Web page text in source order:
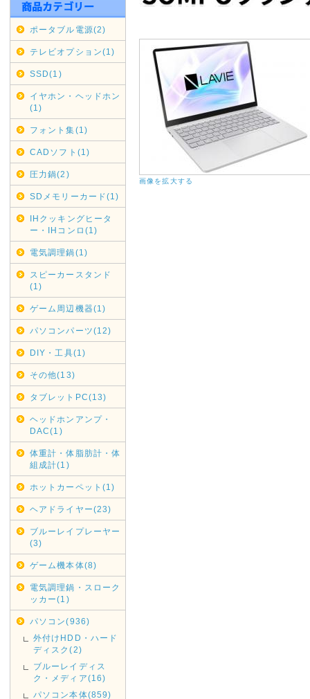
ポータブル電源(2)
テレビオプション(1)
SSD(1)
イヤホン・ヘッドホン
(1)
フォント集(1)
CADソフト(1)
圧力鍋(2)
SDメモリーカード(1)
IHクッキングヒータ
ー・IHコンロ(1)
電気調理鍋(1)
スピーカースタンド
(1)
ゲーム周辺機器(1)
パソコンパーツ(12)
DIY・工具(1)
その他(13)
タブレットPC(13)
ヘッドホンアンプ・
DAC(1)
体重計・体脂肪計・体
組成計(1)
ホットカーペット(1)
ヘアドライヤー(23)
ブルーレイプレーヤー
(3)
ゲーム機本体(8)
電気調理鍋・スローク
ッカー(1)
パソコン(936)
外付けHDD・ハード
ディスク(2)
ブルーレイディス
ク・メディア(16)
パソコン本体(859)
沖縄・北海道・離島の代引
本日2020/07/16をもちまして
せていただきます。
縄・北海道・離島からのご注
送料金負担が看過できない状況
その為上記地域からの代引き
であしからずご了承くださいま
銀行振り込みでのご注文は受
2020年05月01日
画像を拡大する